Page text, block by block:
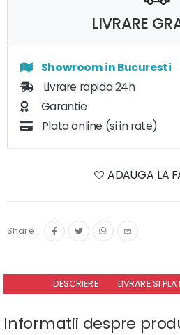
LIVRARE
Showroom in Bucuresti
Livrare rapida 24h
Garantie
Plata online (si in rate)
ADAUGA LA
Share:
DESCRIERE LIVRARE SI
Informatii despre